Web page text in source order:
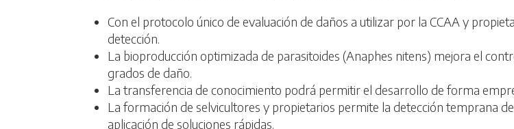
Con el protocolo único de evaluación de daños a utilizar por la CCAA y
detección.
La bioproducción optimizada de parasitoides (Anaphes nitens) mejora el
grados de daño.
La transferencia de conocimiento podrá permitir el desarrollo de forma
La formación de selvicultores y propietarios permite la detección temprana
aplicación de soluciones rápidas.